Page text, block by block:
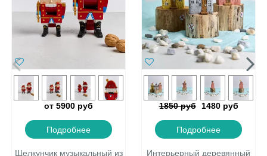
от 5900 руб
Подробнее
Щелкунчик музыкальный из
1850 руб 1480 руб
Подробнее
Интерьерный деревянный